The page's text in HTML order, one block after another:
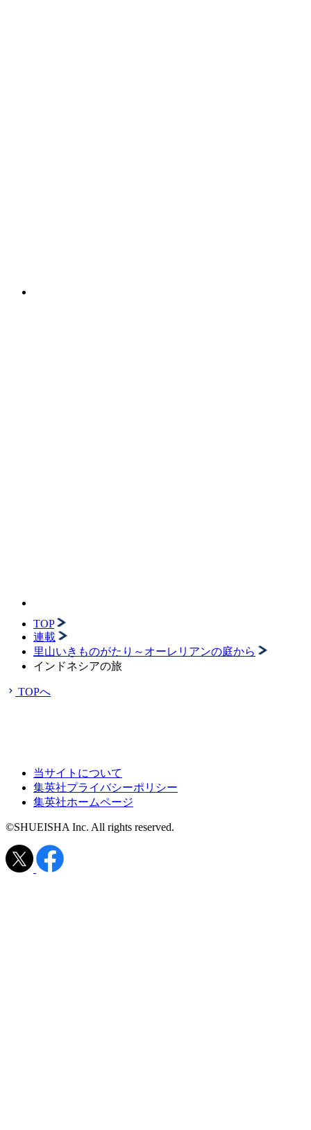
TOP
連載
里山いきものがたり～オーレリアンの庭から
インドネシアの旅
TOPへ
当サイトについて
集英社プライバシーポリシー
集英社ホームページ
©SHUEISHA Inc. All rights reserved.